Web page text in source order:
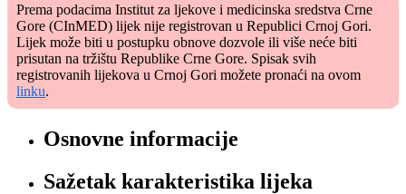
Prema podacima Institut za ljekove i medicinska sredstva Crne
Gore (CInMED) lijek nije registrovan u Republici Crnoj Gori.
Lijek može biti u postupku obnove dozvole ili više neće biti
prisutan na tržištu Republike Crne Gore. Spisak svih
registrovanih lijekova u Crnoj Gori možete pronaći na ovom
linku.
Osnovne informacije
Sažetak karakteristika lijeka